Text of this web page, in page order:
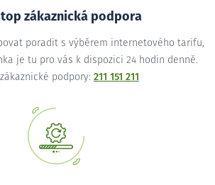
zákaznická podpora
poradit s výběrem internetového tarifu,
je tu pro vás k dispozici 24 hodin denně.
zákaznické podpory: 211 151 211